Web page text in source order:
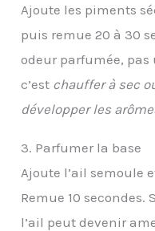
Ajoute les piments
puis remue 20 à 30
odeur parfumée, pas
c’est chauffer à sec
développer les
3. Parfumer la base
Ajoute l’ail semoule
Remue 10
l’ail peut devenir